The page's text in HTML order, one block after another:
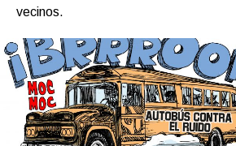
vecinos.